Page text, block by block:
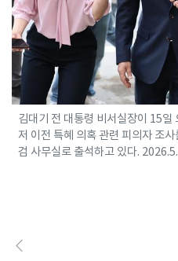
김대기 전 대통령 비서실장이 15일
저 이전 특혜 의혹 관련 피의자 조
검 사무실로 출석하고 있다.